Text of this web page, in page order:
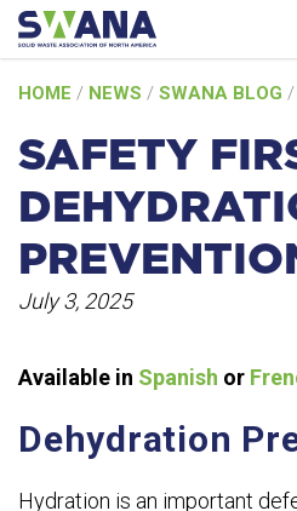
to
content
HOME / NEWS / SWANA BLOG /
SAFETY
July 3, 2025
Available in Spanish or
Dehydration
Hydration is an important